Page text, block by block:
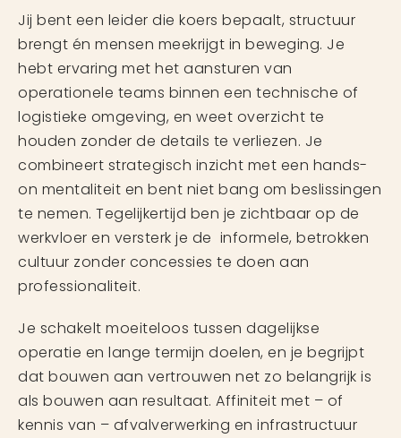
Jij bent een leider die koers bepaalt, structuur
brengt én mensen meekrijgt in beweging. Je
hebt ervaring met het aansturen van
operationele teams binnen een technische of
logistieke omgeving, en weet overzicht te
houden zonder de details te verliezen. Je
combineert strategisch inzicht met een hands-
on mentaliteit en bent niet bang om beslissingen
te nemen. Tegelijkertijd ben je zichtbaar op de
werkvloer en versterk je de informele, betrokken
cultuur zonder concessies te doen aan
professionaliteit.
Je schakelt moeiteloos tussen dagelijkse
operatie en lange termijn doelen, en je begrijpt
dat bouwen aan vertrouwen net zo belangrijk is
als bouwen aan resultaat. Affiniteit met – of
kennis van – afvalverwerking en infrastructuur